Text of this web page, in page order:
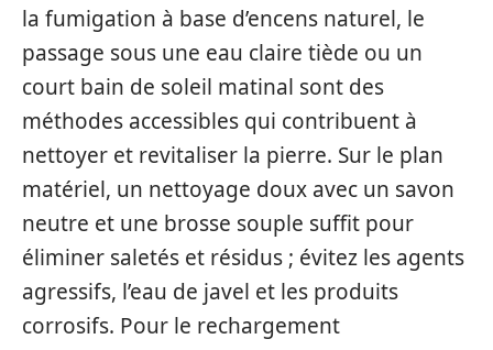
la fumigation à base d’encens naturel, le
passage sous une eau claire tiède ou un
court bain de soleil matinal sont des
méthodes accessibles qui contribuent à
nettoyer et revitaliser la pierre. Sur le plan
matériel, un nettoyage doux avec un savon
neutre et une brosse souple suffit pour
éliminer saletés et résidus ; évitez les agents
agressifs, l’eau de javel et les produits
corrosifs. Pour le rechargement